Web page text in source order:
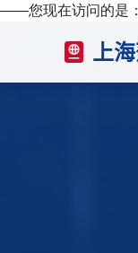
——您现在访问的是：